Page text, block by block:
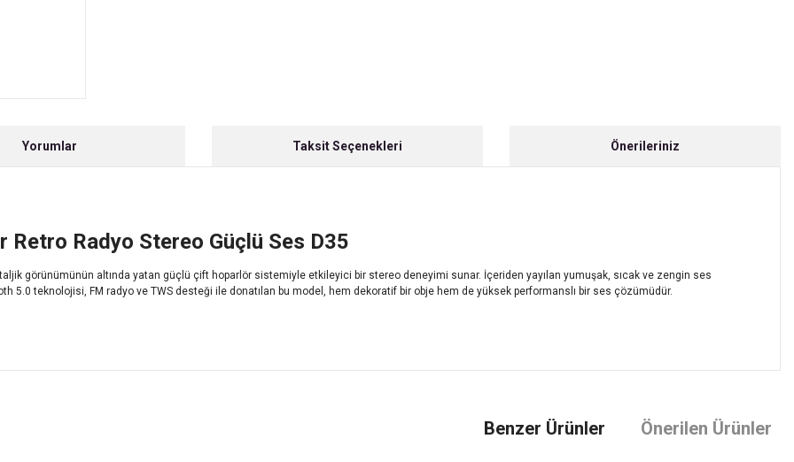
Yorumlar Taksit Seçenekleri Önerileriniz
Radyo Stereo Güçlü Ses D35
görünümünün altında yatan güçlü çift hoparlör sistemiyle etkileyici bir stereo deneyimi sunar. İçeriden yayılan yumuşak, sıcak ve zengin ses
5.0 teknolojisi, FM radyo ve TWS desteği ile donatılan bu model, hem dekoratif bir obje hem de yüksek performanslı bir ses çözümüdür.
Benzer Ürünler Önerilen Ürünler